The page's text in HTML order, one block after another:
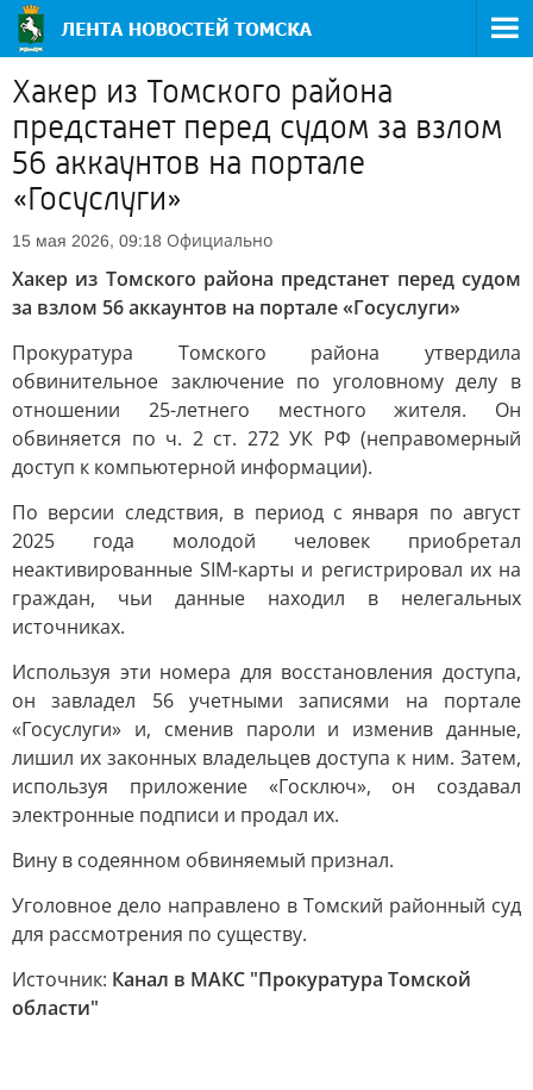
Хакер из Томского района
предстанет перед судом за взлом
56 аккаунтов на портале
«Госуслуги»
15 мая 2026, 09:18 Официально
Хакер из Томского района предстанет перед судом
за взлом 56 аккаунтов на портале «Госуслуги»
Прокуратура Томского района утвердила
обвинительное заключение по уголовному делу в
отношении 25-летнего местного жителя. Он
обвиняется по ч. 2 ст. 272 УК РФ (неправомерный
доступ к компьютерной информации).
По версии следствия, в период с января по август
2025 года молодой человек приобретал
неактивированные SIM-карты и регистрировал их на
граждан, чьи данные находил в нелегальных
источниках.
Используя эти номера для восстановления доступа,
он завладел 56 учетными записями на портале
«Госуслуги» и, сменив пароли и изменив данные,
лишил их законных владельцев доступа к ним. Затем,
используя приложение «Госключ», он создавал
электронные подписи и продал их.
Вину в содеянном обвиняемый признал.
Уголовное дело направлено в Томский районный суд
для рассмотрения по существу.
Источник: Канал в МАКС "Прокуратура Томской
области"